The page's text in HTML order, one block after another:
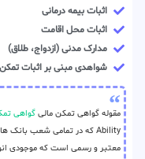
اثبات بیمه درمانی
اثبات محل اقامت
مدارک مدنی (ازدواج، طلاق)
شواهدی مبنی بر اثبات
مقوله گواهی تمکن مالیگواهی
Ability که در تمامی شعب بانک ها برای مشتریان خود صادر میکنند،
معتبر و رسمی است که موجودی